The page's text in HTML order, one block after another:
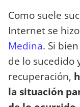
Como suele
Internet se
Medina. Si
de lo sucedido
recuperación,
la situación